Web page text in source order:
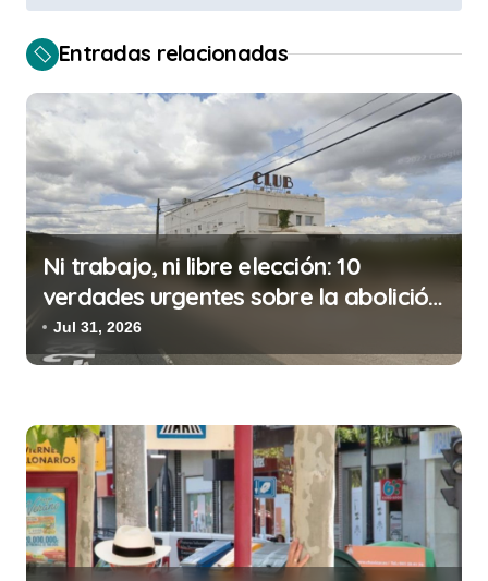
g
a
c
i
ó
n
d
e
n
a
d
a
s
Entradas relacionadas
Ni trabajo, ni libre elección: 10
verdades urgentes sobre la abolición
de la prostitución
Jul 31, 2026